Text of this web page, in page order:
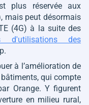
plus réservée aux
mais peut désormais
(4G) à la suite des
d'utilisations des
à l’amélioration de
qui compte
Orange. Y figurent
en milieu rural,